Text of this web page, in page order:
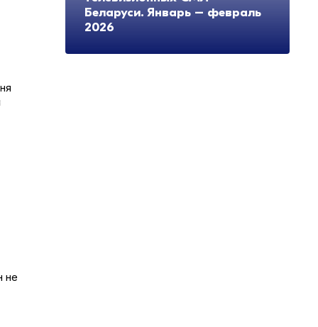
не
Беларуси. Январь – февраль
2026